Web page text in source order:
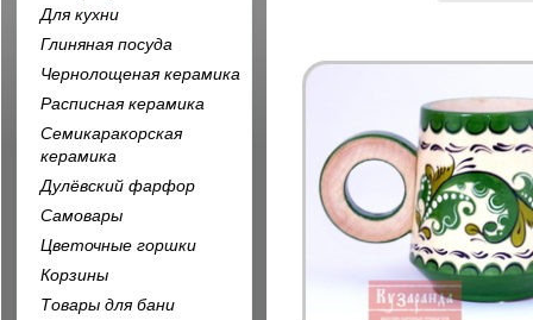
Для кухни
Глиняная посуда
Чернолощеная керамика
Расписная керамика
Семикаракорская
керамика
Дулёвский фарфор
Самовары
Цветочные горшки
Корзины
Товары для бани